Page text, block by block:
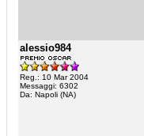
alessio984
Reg.: 10 Mar 2004
Messaggi: 6302
Da: Napoli (NA)